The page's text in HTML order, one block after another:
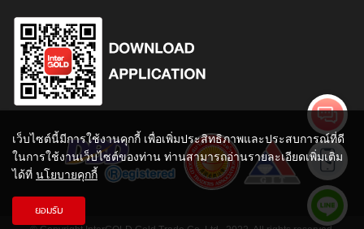
เว็บไซต์นี้มีการใช้งานคุกกี้ เพื่อเพิ่มประสิทธิภาพและประสบการณ์ที่ดี
ในการใช้งานเว็บไซต์ของท่าน ท่านสามารถอ่านรายละเอียดเพิ่มเติม
ได้ที่ นโยบายคุกกี้
ยอมรับ